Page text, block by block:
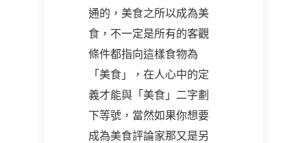
通的，美食之所以成為美
食，不一定是所有的客觀
條件都指向這樣食物為
「美食」，在人心中的定
義才能與「美食」二字劃
下等號，當然如果你想要
成為美食評論家那又是另